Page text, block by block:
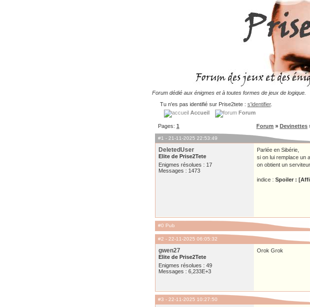
Forum dédié aux énigmes et à toutes formes de jeux de logique.
Tu n'es pas identifié sur Prise2tete : s'identifier.
Accueil
Forum
Pages: 1 Forum » Devinettes
#1 - 21-11-2025 22:53:49
DeletedUser
Elite de Prise2Tete
Enigmes résolues : 17
Messages : 1473
Parlée en Sibérie,
si on lui remplace un
on obtient un
indice : Spoiler :
#0 Pub
#2 - 22-11-2025 06:05:32
gwen27
Elite de Prise2Tete
Enigmes résolues : 49
Messages : 6,233E+3
Orok Grok
#3 - 22-11-2025 10:27:50